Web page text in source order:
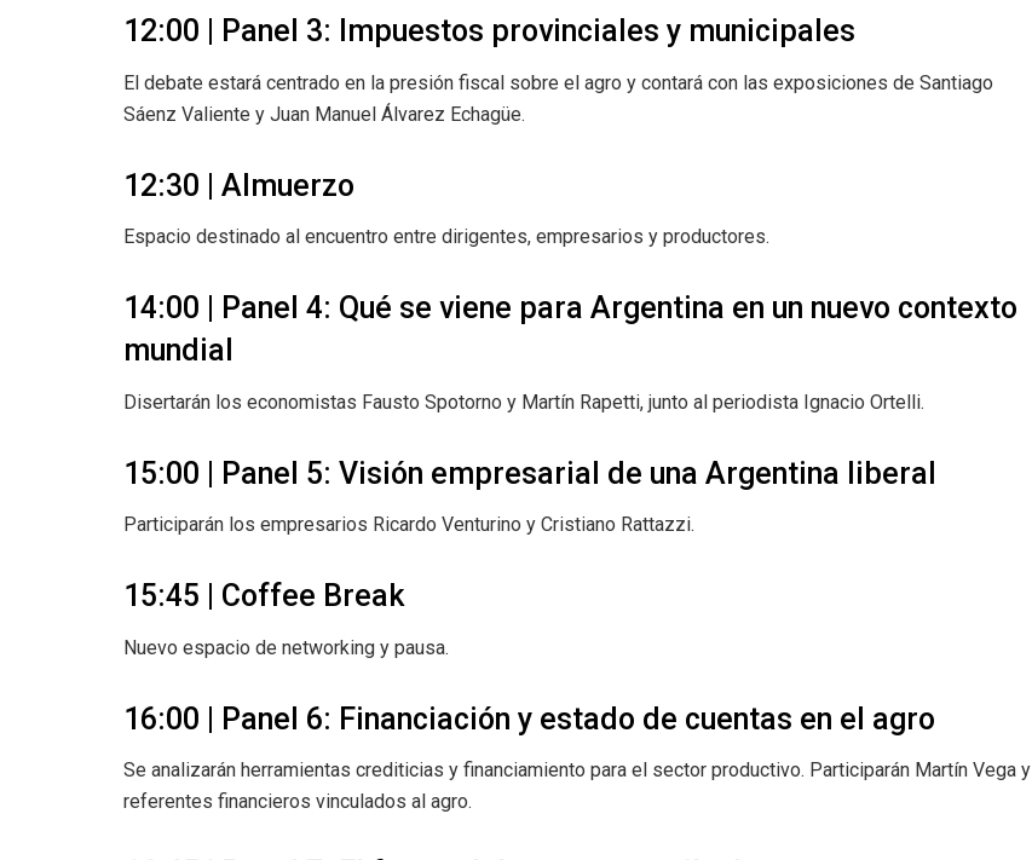
12:00 | Panel 3: Impuestos provinciales y municipales
El debate estará centrado en la presión fiscal sobre el agro y contará con las exposiciones de Santiago
Sáenz Valiente y Juan Manuel Álvarez Echagüe.
12:30 | Almuerzo
Espacio destinado al encuentro entre dirigentes, empresarios y productores.
14:00 | Panel 4: Qué se viene para Argentina en un nuevo contexto
mundial
Disertarán los economistas Fausto Spotorno y Martín Rapetti, junto al periodista Ignacio Ortelli.
15:00 | Panel 5: Visión empresarial de una Argentina liberal
Participarán los empresarios Ricardo Venturino y Cristiano Rattazzi.
15:45 | Coffee Break
Nuevo espacio de networking y pausa.
16:00 | Panel 6: Financiación y estado de cuentas en el agro
Se analizarán herramientas crediticias y financiamiento para el sector productivo. Participarán Martín Vega y
referentes financieros vinculados al agro.